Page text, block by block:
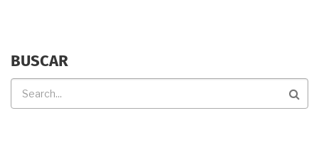
BUSCAR